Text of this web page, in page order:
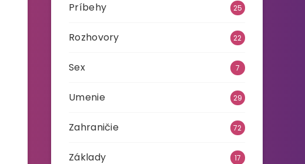
Príbehy 25
Rozhovory 22
Sex 7
Umenie 29
Zahraničie 72
Základy 17